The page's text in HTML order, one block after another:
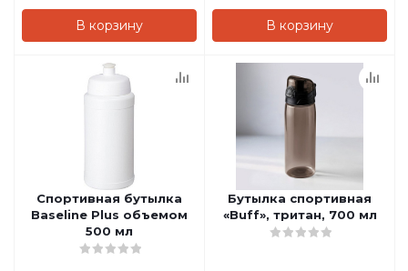
В корзину В корзину
Спортивная бутылка
Baseline Plus объемом
500 мл
Бутылка спортивная
«Buff», тритан, 700 мл